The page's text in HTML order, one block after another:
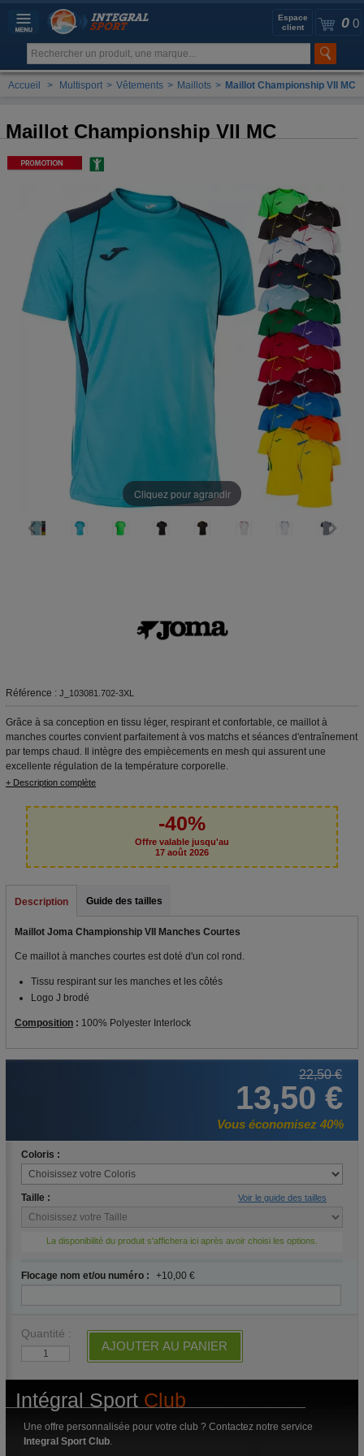
0 0
Espace
client
Accueil > Multisport > Vêtements > Maillots > Maillot Championship VII MC
Maillot Championship VII MC
Cliquez pour agrandir
Référence : J_103081.702-3XL
Grâce à sa conception en tissu léger, respirant et confortable, ce maillot à
manches courtes convient parfaitement à vos matchs et séances d'entraînement
par temps chaud. Il intègre des empiècements en mesh qui assurent une
excellente régulation de la température corporelle.
+ Description complète
-40%
Offre valable jusqu'au
17 août 2026
Description Guide des tailles
Maillot Joma Championship VII Manches Courtes
Ce maillot à manches courtes est doté d'un col rond.
Tissu respirant sur les manches et les côtés
Logo J brodé
Composition : 100% Polyester Interlock
22,50 €
13,50 €
Vous économisez 40%
Coloris :
Taille : Voir le guide des tailles
La disponibilité du produit s'affichera ici après avoir choisi les options.
Flocage nom et/ou numéro : +10,00 €
Quantité :
AJOUTER AU PANIER
Intégral Sport Club
Une offre personnalisée pour votre club ? Contactez notre service
Integral Sport Club